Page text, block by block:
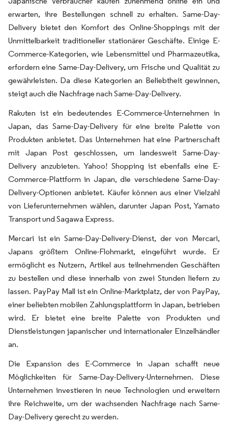
erwarten, ihre Bestellungen schnell zu erhalten. Same-Day-
Delivery bietet den Komfort des Online-Shoppings mit der
Unmittelbarkeit traditioneller stationärer Geschäfte. Einige E-
Commerce-Kategorien, wie Lebensmittel und Pharmazeutika,
erfordern eine Same-Day-Delivery, um Frische und Qualität zu
gewährleisten. Da diese Kategorien an Beliebtheit gewinnen,
steigt auch die Nachfrage nach Same-Day-Delivery.
Rakuten ist ein bedeutendes E-Commerce-Unternehmen in
Japan, das Same-Day-Delivery für eine breite Palette von
Produkten anbietet. Das Unternehmen hat eine Partnerschaft
mit Japan Post geschlossen, um landesweit Same-Day-
Delivery anzubieten. Yahoo! Shopping ist ebenfalls eine E-
Commerce-Plattform in Japan, die verschiedene Same-Day-
Delivery-Optionen anbietet. Käufer können aus einer Vielzahl
von Lieferunternehmen wählen, darunter Japan Post, Yamato
Transport und Sagawa Express.
Mercari ist ein Same-Day-Delivery-Dienst, der von Mercari,
Japans größtem Online-Flohmarkt, eingeführt wurde. Er
ermöglicht es Nutzern, Artikel aus teilnehmenden Geschäften
zu bestellen und diese innerhalb von zwei Stunden liefern zu
lassen. PayPay Mall ist ein Online-Marktplatz, der von PayPay,
einer beliebten mobilen Zahlungsplattform in Japan, betrieben
wird. Er bietet eine breite Palette von Produkten und
Dienstleistungen japanischer und internationaler Einzelhändler
an.
Die Expansion des E-Commerce in Japan schafft neue
Möglichkeiten für Same-Day-Delivery-Unternehmen. Diese
Unternehmen investieren in neue Technologien und erweitern
ihre Reichweite, um der wachsenden Nachfrage nach Same-
Day-Delivery gerecht zu werden.